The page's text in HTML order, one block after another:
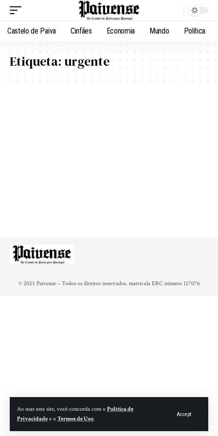
Ao usar este site, você concorda com o Política de
Privacidade e o Termos de Uso.
Accept
Castelo de Paiva Cinfães Economia Mundo Política
Etiqueta:urgente
© 2025 Paivense – Todos os direitos reservados. matrícula ERC número 127076